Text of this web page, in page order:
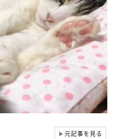
▶元記事を見る